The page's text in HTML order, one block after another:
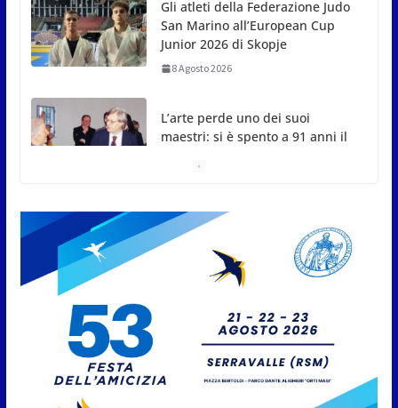
L’arte perde uno dei suoi
maestri: si è spento a 91 anni il
grande scultore Marcello
Sgattoni
A Oltremare 2.0 a Riccione in
San Marino Academy.
Femminile: quattro Primavera
aggregate alla Prima Squadra
8 Agosto 2026
San Marino. “Cena Tramonto &
Live” una serata di